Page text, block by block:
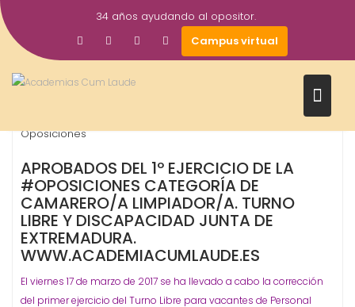
Saltar
al
contenido
34 años ayudando al opositor.
Campus virtual
Mar
2017
academiacumlaudeoposiciones Prensa
Oposiciones
APROBADOS DEL 1º EJERCICIO DE LA
#OPOSICIONES CATEGORÍA DE
CAMARERO/A LIMPIADOR/A. TURNO
LIBRE Y DISCAPACIDAD JUNTA DE
EXTREMADURA.
WWW.ACADEMIACUMLAUDE.ES
El viernes 17 de marzo de 2017 se ha llevado a cabo la corrección
del primer ejercicio del Turno Libre para vacantes de Personal